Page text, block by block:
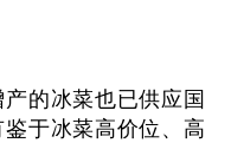
的冰菜也已供应国
于冰菜高价位、高